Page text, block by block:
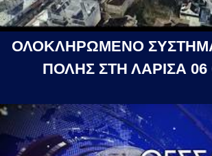
ΟΛΟΚΛΗΡΩΜΕΝΟ
ΠΟΛΗΣ ΣΤΗ ΛΑΡΙΣΑ 06